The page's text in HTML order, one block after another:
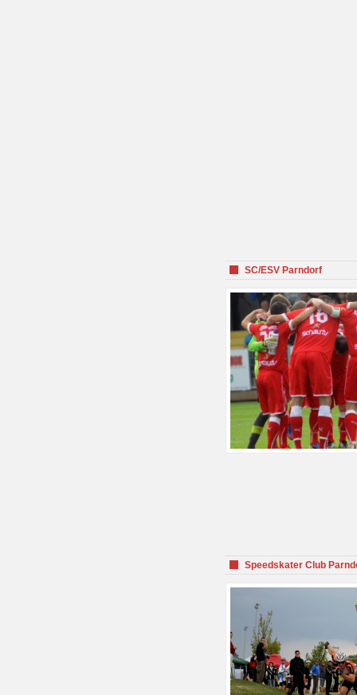
SC/ESV Parndorf
Speedskater Club